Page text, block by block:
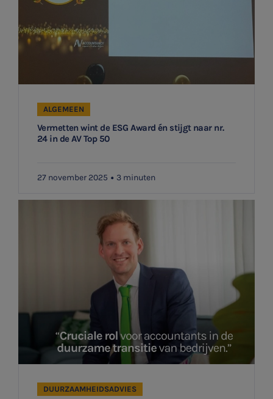
Vermetten wint de ESG Award én stijgt naar nr.
24 in de AV Top 50
ALGEMEEN
27 november 2025 3 minuten
DUURZAAMHEIDSADVIES